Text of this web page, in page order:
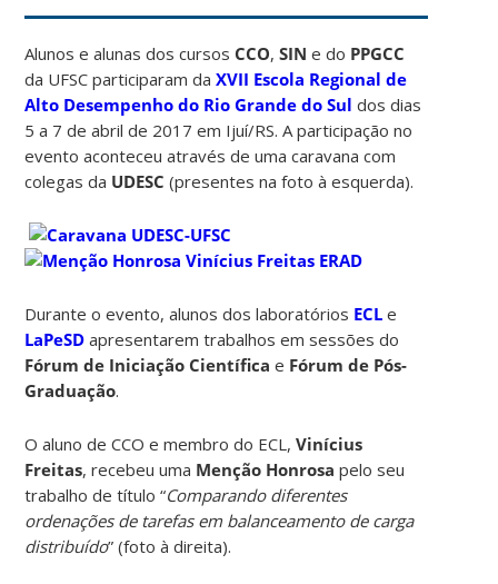
Alunos e alunas dos cursos CCO,SIN e do PPGCC
da UFSC participaram daXVII Escola Regional de
Alto Desempenho do Rio Grande do Sul dos dias
5 a 7 de abril de 2017 em Ijuí/RS. A participação no
evento aconteceu através de uma caravana com
colegas da UDESC (presentes na foto à esquerda).
Durante o evento, alunos dos laboratórios ECL e
LaPeSD apresentarem trabalhos em sessões do
Fórum de Iniciação Científica e Fórum de Pós-
Graduação.
O aluno de CCO e membro do ECL,Vinícius
Freitas, recebeu uma Menção Honrosa pelo seu
trabalho de título “Comparando diferentes
ordenações de tarefas em balanceamento de carga
distribuído” (foto à direita).